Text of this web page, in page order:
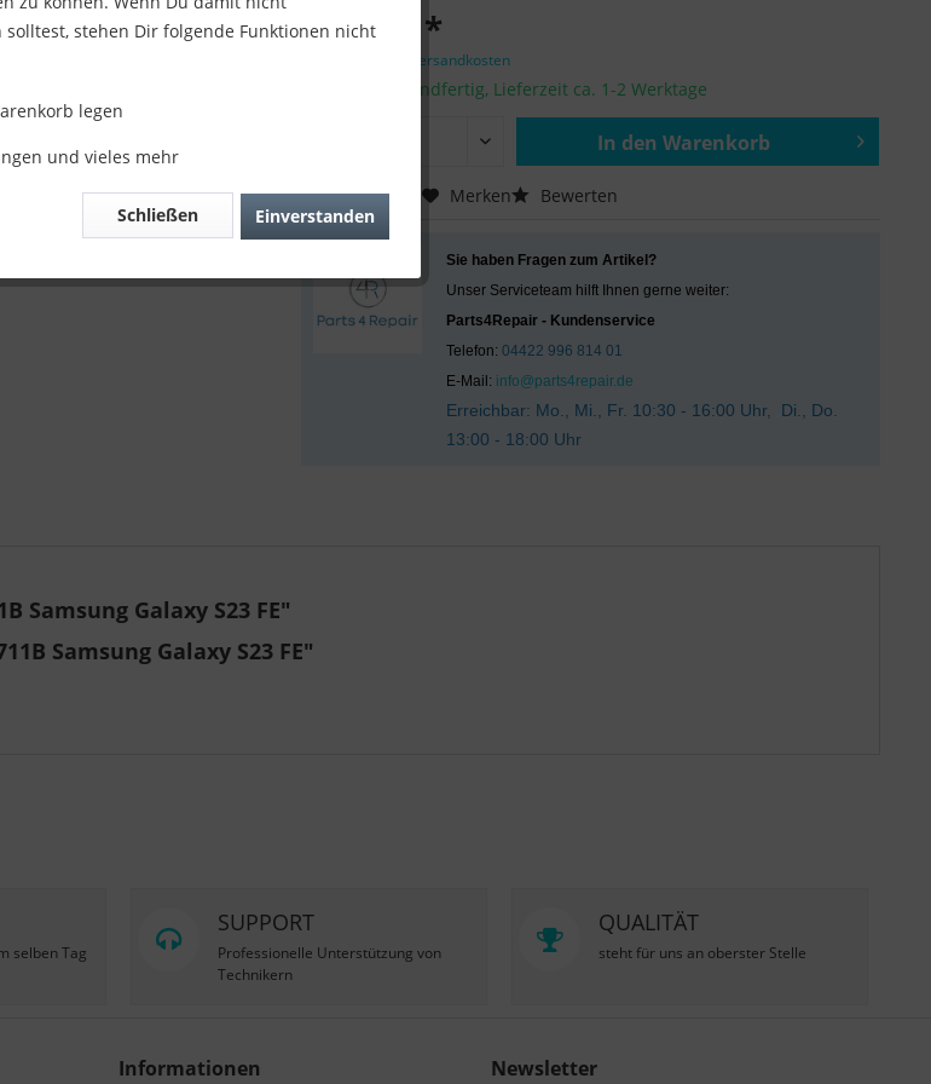
24,90 € *
zzgl. Versandkosten
Sofort versandfertig, Lieferzeit ca. 1-2 Werktage
In den Warenkorb
Vergleichen Merken Bewerten
Sie haben Fragen zum Artikel?
Unser Serviceteam hilft Ihnen gerne weiter:
Parts4Repair - Kundenservice
Telefon:04422 996 814 01
E-Mail: info@parts4repair.de
Erreichbar: Mo., Mi., Fr. 10:30 - 16:00 Uhr, Di., Do.
13:00 - 18:00 Uhr
Samsung Galaxy S23 FE"
Samsung Galaxy S23 FE"
selben Tag
SUPPORT
Professionelle Unterstützung von
Technikern
QUALITÄT
steht für uns an oberster Stelle
Informationen Newsletter
stehen Dir folgende Funktionen nicht
legen
und vieles mehr
Einverstanden
Schließen